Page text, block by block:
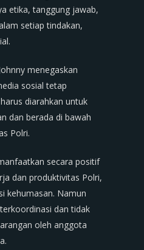
etika, tanggung jawab,
setiap tindakan,
menegaskan
sosial tetap
diarahkan untuk
dan berada di bawah
Polri.
secara positif
dan produktivitas Polri,
kehumasan. Namun
dan tidak
oleh anggota